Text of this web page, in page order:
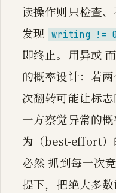
读操作则只检查
发现 writing != 0
即终止。用异或
的概率设计：若
次翻转可能让标志
一方察觉异常的
为 （best-effort
必然 抓到每一次
提下，把绝大多